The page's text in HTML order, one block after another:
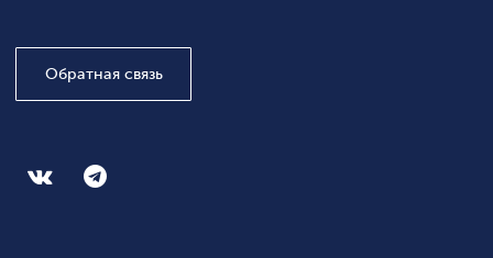
Обратная связь